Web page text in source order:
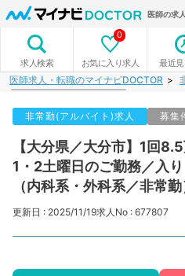
医師の求
求人検索 お気に入り求人
0
最近
医師求人・転職のマイナビDOCTOR
非常勤(アルバイト)求人 募集
【大分県／大分市】1回
1・2土曜日のご勤務／入
（内科系・外科系／非常勤
更新日 : 2025/11/19求人No : 677807